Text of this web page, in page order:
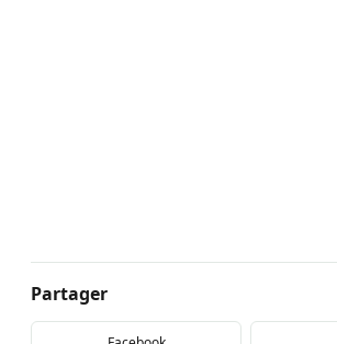
Partager